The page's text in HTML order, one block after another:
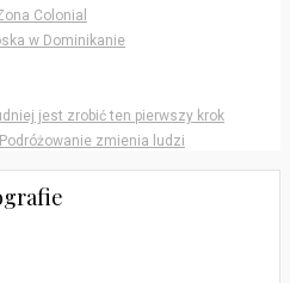
Colonial
w Dominikanie
jest zrobić ten pierwszy krok
zmienia ludzi